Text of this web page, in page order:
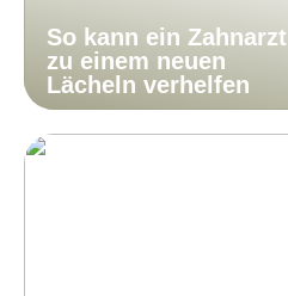
So kann ein Zahnarzt
zu einem neuen
Lächeln verhelfen